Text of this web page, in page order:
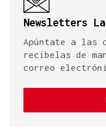
Newsletters
Apúntate a las
recíbelas de
correo